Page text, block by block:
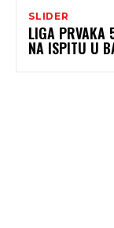
SLIDER
LIGA PRVAKA
NA ISPITU U